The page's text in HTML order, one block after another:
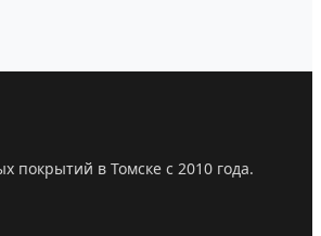
покрытий в Томске с 2010 года.